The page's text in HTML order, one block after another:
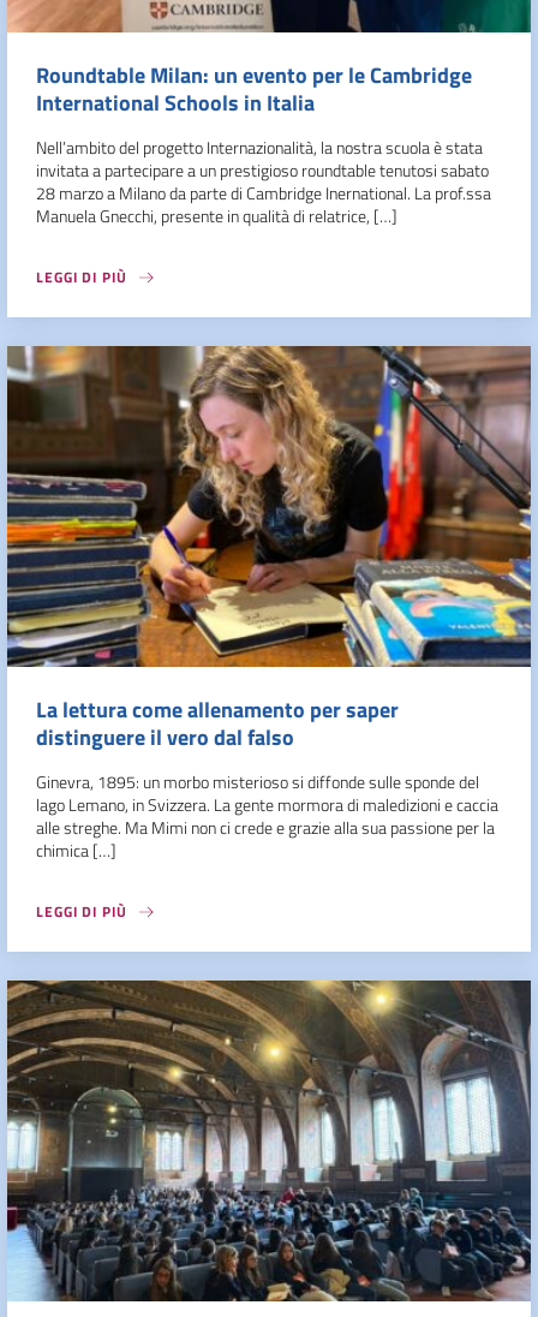
Roundtable Milan: un evento per le Cambridge
International Schools in Italia
Nell’ambito del progetto Internazionalità, la nostra scuola è stata
invitata a partecipare a un prestigioso roundtable tenutosi sabato
28 marzo a Milano da parte di Cambridge Inernational. La prof.ssa
Manuela Gnecchi, presente in qualità di relatrice, […]
LEGGI DI PIÙ
La lettura come allenamento per saper
distinguere il vero dal falso
Ginevra, 1895: un morbo misterioso si diffonde sulle sponde del
lago Lemano, in Svizzera. La gente mormora di maledizioni e caccia
alle streghe. Ma Mimi non ci crede e grazie alla sua passione per la
chimica […]
LEGGI DI PIÙ